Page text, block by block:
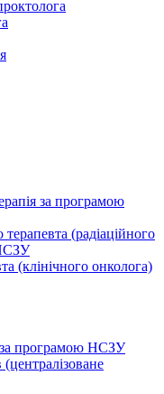
за програмою
(радіаційного
(клінічного онколога)
за програмою НСЗУ
(централізоване